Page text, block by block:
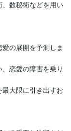
数秘術などを用い
の展開を予測しま
恋愛の障害を乗り
大限に引き出すお